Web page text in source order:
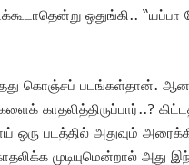
ஒதுங்கி..
கொஞ்சப் படங்கள்தான்.
காதலித்திருப்பார்..?
படத்தில் அதுவும்
முடியுமென்றால் அது